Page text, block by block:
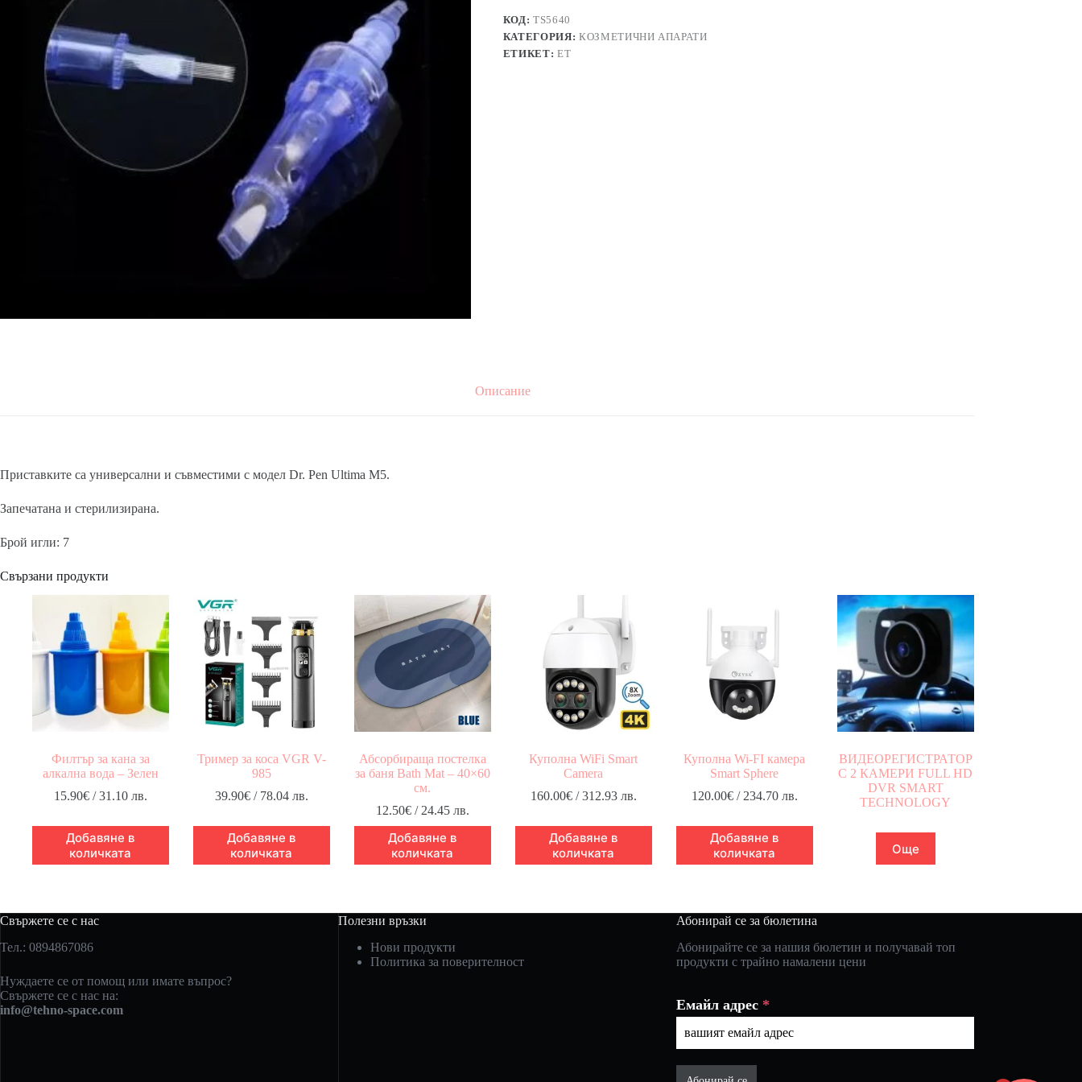
КОД:TS5640
КАТЕГОРИЯ: КОЗМЕТИЧНИ АПАРАТИ
ЕТИКЕТ: ЕТ
Описание
Приставките са универсални и съвместими с модел Dr. Pen Ultima M5.
Запечатана и стерилизирана.
Брой игли: 7
Свързани продукти
Филтър за кана за
алкална вода – Зелен
15.90€/ 31.10 лв.
Добавяне в
количката
Тример за коса VGR V-
985
39.90€/ 78.04 лв.
Добавяне в
количката
Абсорбираща постелка
за баня Bath Mat – 40×60
см.
12.50€/ 24.45 лв.
Добавяне в
количката
Куполна WiFi Smart
Camera
160.00€/ 312.93 лв.
Добавяне в
количката
Куполна Wi-FI камера
Smart Sphere
120.00€/ 234.70 лв.
Добавяне в
количката
ВИДЕОРЕГИСТРАТОР
С 2 КАМЕРИ FULL HD
DVR SMART
TECHNOLOGY
Още
Свържете се с нас
Тел.: 0894867086
Нуждаете се от помощ или имате въпрос?
Свържете се с нас на:
info@tehno-space.com
Полезни връзки
Нови продукти
Политика за поверителност
Абонирай се за бюлетина
Абонирайте се за нашия бюлетин и получавай топ
продукти с трайно намалени цени
Емайл адрес *